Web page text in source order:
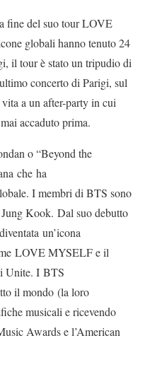
fine del suo tour LOVE
globali hanno tenuto 24
il tour è stato un tripudio di
concerto di Parigi, sul
a un after-party in cui
accaduto prima.
o “Beyond the
che ha
I membri di BTS sono
Kook. Dal suo debutto
un’icona
LOVE MYSELF e il
Unite. I BTS
il mondo (la loro
musicali e ricevendo
Awards e l’American